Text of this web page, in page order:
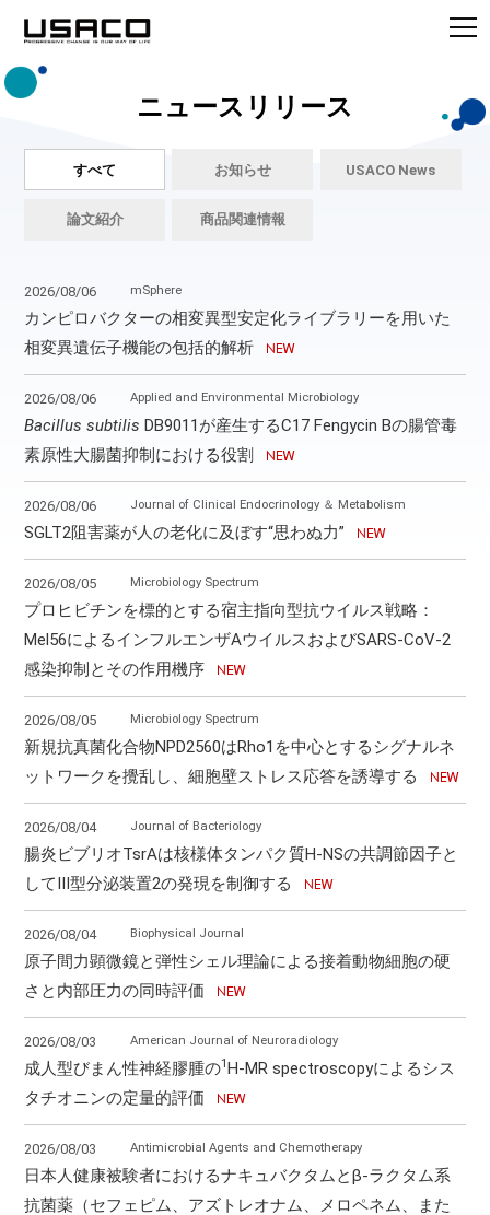
ニュースリリース
すべて お知らせ USACO News
論文紹介 商品関連情報
2026/08/06 mSphere
カンピロバクターの相変異型安定化ライブラリーを用いた
相変異遺伝子機能の包括的解析
2026/08/06 Applied and Environmental Microbiology
Bacillus subtilis DB9011が産生するC17 Fengycin Bの腸管毒
素原性大腸菌抑制における役割
2026/08/06 Journal of Clinical Endocrinology ＆ Metabolism
SGLT2阻害薬が人の老化に及ぼす“思わぬ力”
2026/08/05 Microbiology Spectrum
プロヒビチンを標的とする宿主指向型抗ウイルス戦略：
Mel56によるインフルエンザAウイルスおよびSARS-CoV-2
感染抑制とその作用機序
2026/08/05 Microbiology Spectrum
新規抗真菌化合物NPD2560はRho1を中心とするシグナルネ
ットワークを攪乱し、細胞壁ストレス応答を誘導する
2026/08/04 Journal of Bacteriology
腸炎ビブリオTsrAは核様体タンパク質H-NSの共調節因子と
してⅢ型分泌装置2の発現を制御する
2026/08/04 Biophysical Journal
原子間力顕微鏡と弾性シェル理論による接着動物細胞の硬
さと内部圧力の同時評価
2026/08/03 American Journal of Neuroradiology
成人型びまん性神経膠腫の1H-MR spectroscopyによるシス
タチオニンの定量的評価
2026/08/03 Antimicrobial Agents and Chemotherapy
日本人健康被験者におけるナキュバクタムとβ-ラクタム系
抗菌薬（セフェピム、アズトレオナム、メロペネム、また